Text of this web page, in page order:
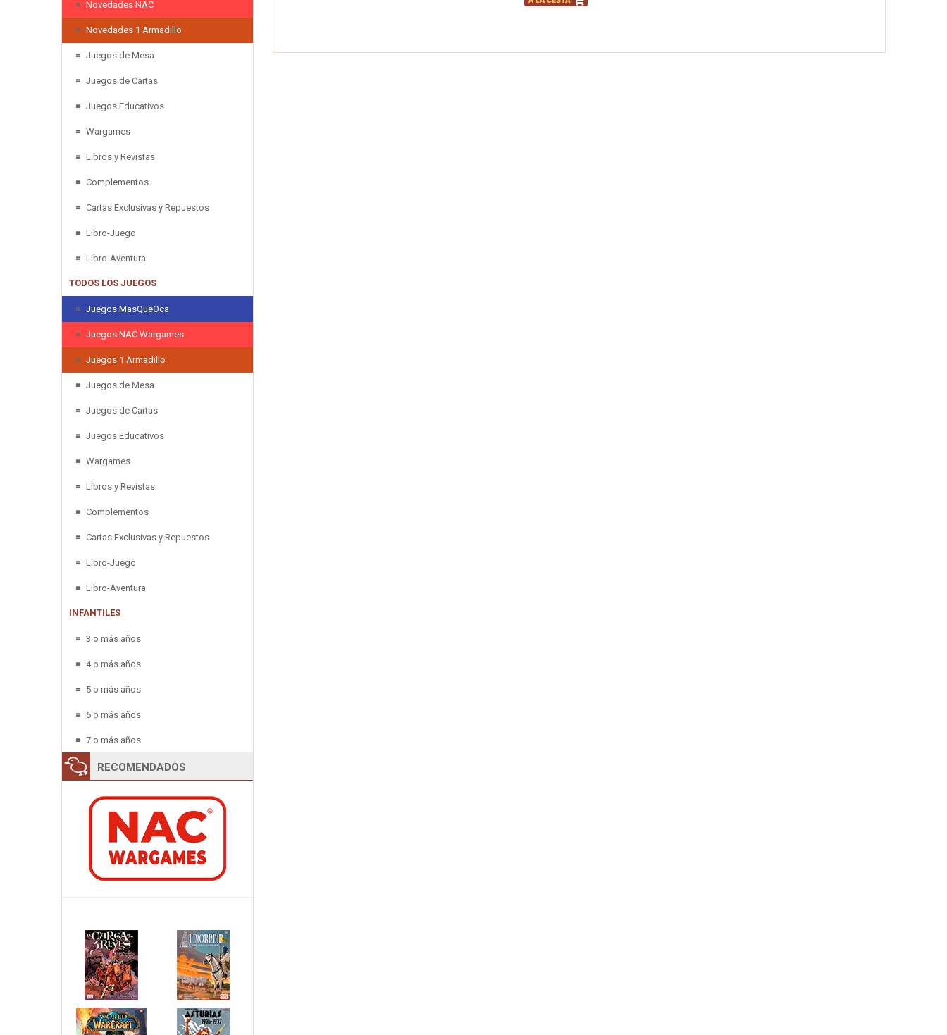
Novedades NAC
Novedades 1 Armadillo
Juegos de Mesa
Juegos de Cartas
Juegos Educativos
Wargames
Libros y Revistas
Complementos
Cartas Exclusivas y Repuestos
Libro-Juego
Libro-Aventura
TODOS LOS JUEGOS
Juegos MasQueOca
Juegos NAC Wargames
Juegos 1 Armadillo
Juegos de Mesa
Juegos de Cartas
Juegos Educativos
Wargames
Libros y Revistas
Complementos
Cartas Exclusivas y Repuestos
Libro-Juego
Libro-Aventura
INFANTILES
3 o más años
4 o más años
5 o más años
6 o más años
7 o más años
RECOMENDADOS